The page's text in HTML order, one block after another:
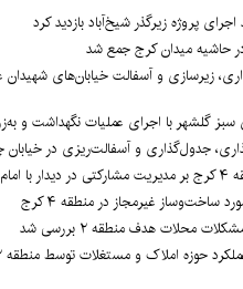
حاشیه میدان کرج جمع شد
زیرسازی و آسفالت خیابان‌های
گلشهر با اجرای عملیات نگهداشت و
جدول‌گذاری و آسفالت‌ریزی در
محلات هدف منطقه ۲ بررسی شد